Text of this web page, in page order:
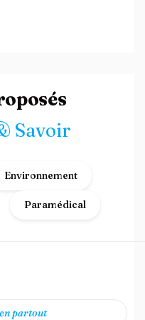
Savoir
Environnement
Paramédical
partout